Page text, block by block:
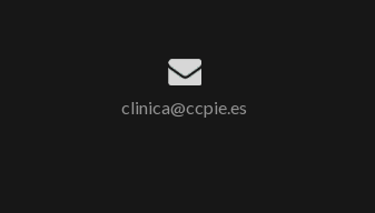
clinica@ccpie.es